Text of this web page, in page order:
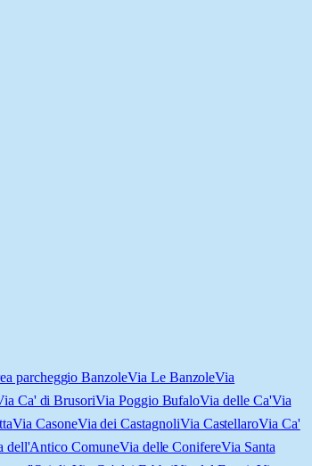
parcheggio BanzoleVia Le BanzoleVia
Ca' di BrusoriVia Poggio BufaloVia delle Ca'Via
Via CasoneVia dei CastagnoliVia CastellaroVia Ca'
dell'Antico ComuneVia delle ConifereVia Santa